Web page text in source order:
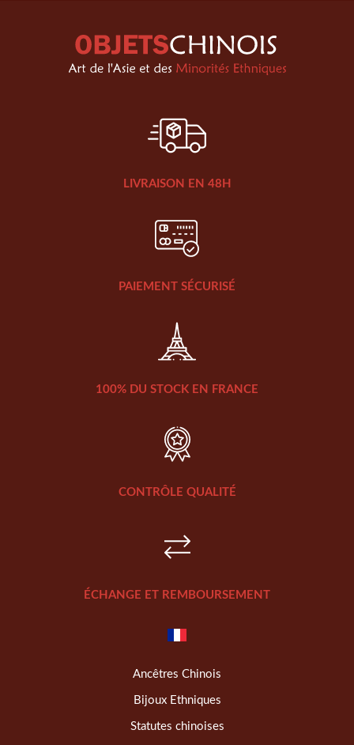
LIVRAISON EN 48H
PAIEMENT SÉCURISÉ
100% DU STOCK EN FRANCE
CONTRÔLE QUALITÉ
ÉCHANGE ET REMBOURSEMENT
Ancêtres Chinois
Bijoux Ethniques
Statutes chinoises